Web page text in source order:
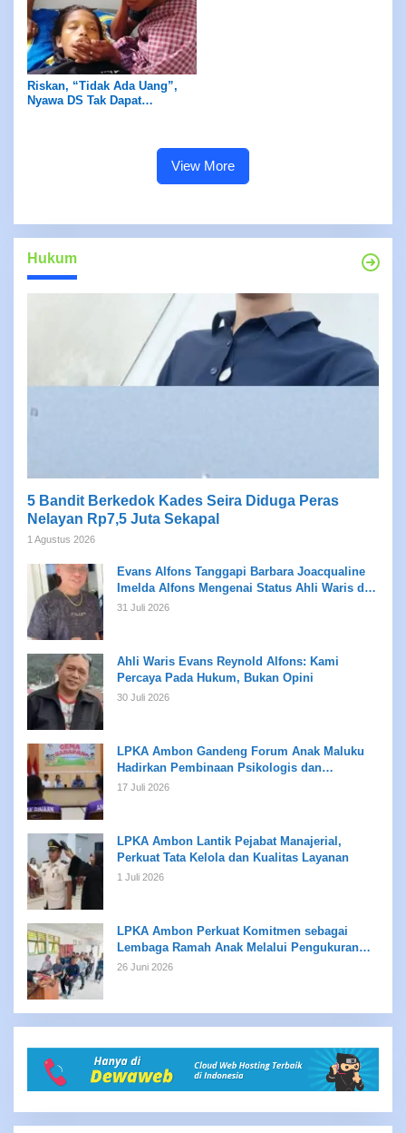
Riskan, “Tidak Ada Uang”,
Nyawa DS Tak Dapat
View More
Hukum
5 Bandit Berkedok Kades Seira Diduga Peras
Nelayan Rp7,5 Juta Sekapal
1 Agustus 2026
Evans Alfons Tanggapi Barbara Joacqualine
Imelda Alfons Mengenai Status Ahli Waris dan
Putusan Pengadilan
31 Juli 2026
Ahli Waris Evans Reynold Alfons: Kami
Percaya Pada Hukum, Bukan Opini
30 Juli 2026
LPKA Ambon Gandeng Forum Anak Maluku
Hadirkan Pembinaan Psikologis dan
Kreativitas bagi Anak Binaan
17 Juli 2026
LPKA Ambon Lantik Pejabat Manajerial,
Perkuat Tata Kelola dan Kualitas Layanan
1 Juli 2026
LPKA Ambon Perkuat Komitmen sebagai
Lembaga Ramah Anak Melalui Pengukuran
Standar LPKRA
26 Juni 2026